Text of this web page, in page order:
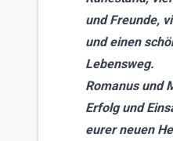
und Freunde,
und einen
Lebensweg.
Romanus und
Erfolg und
eurer neuen